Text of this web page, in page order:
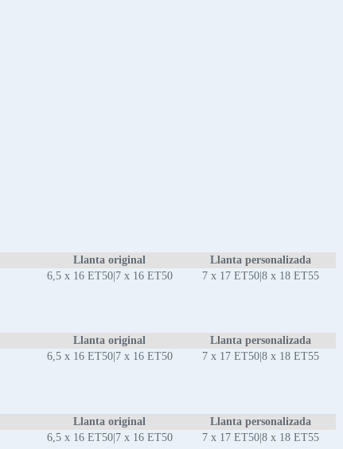
Llanta original
Llanta personalizada
6,5 x 16 ET50|7 x 16 ET50 7 x 17 ET50|8 x 18 ET55
Llanta original
Llanta personalizada
6,5 x 16 ET50|7 x 16 ET50 7 x 17 ET50|8 x 18 ET55
Llanta original
Llanta personalizada
6,5 x 16 ET50|7 x 16 ET50 7 x 17 ET50|8 x 18 ET55